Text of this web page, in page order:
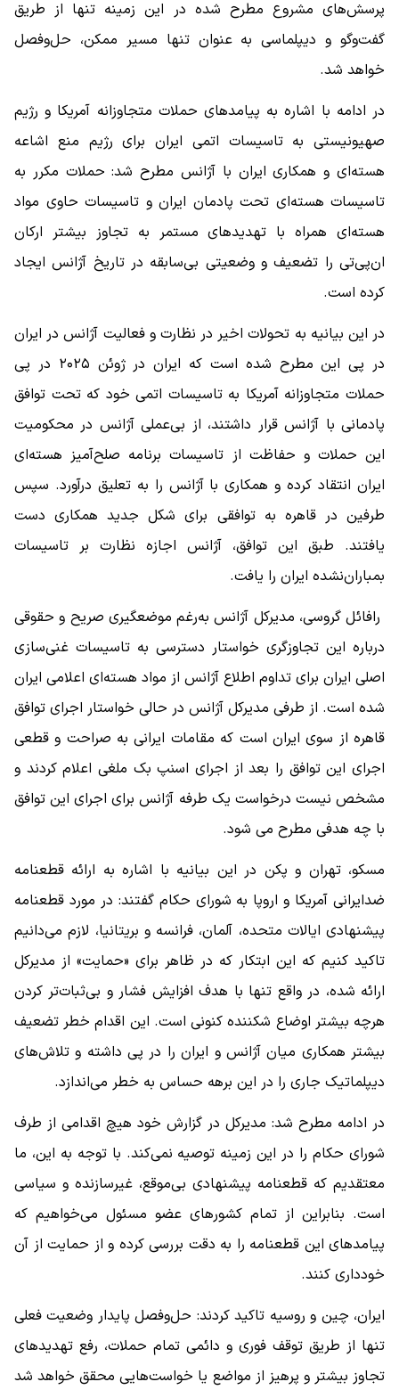
پرسش‌های مشروع مطرح‌ شده در این زمینه تنها از طریق
گفت‌وگو و دیپلماسی به عنوان تنها مسیر ممکن، حل‌وفصل
خواهد شد.
در ادامه با اشاره به پیامدهای حملات متجاوزانه آمریکا و رژیم
صهیونیستی به تاسیسات اتمی ایران برای رژیم منع اشاعه
هسته‌ای و همکاری ایران با آژانس مطرح شد: حملات مکرر به
تاسیسات هسته‌ای تحت پادمان ایران و تاسیسات حاوی مواد
هسته‌ای همراه با تهدیدهای مستمر به تجاوز بیشتر ارکان
ان‌پی‌تی را تضعیف و وضعیتی بی‌سابقه در تاریخ آژانس ایجاد
کرده است.
در این بیانیه به تحولات اخیر در نظارت و فعالیت آژانس در ایران
در پی این مطرح شده است که ایران در ژوئن ۲۰۲۵ در پی
حملات متجاوزانه آمریکا به تاسیسات اتمی خود که تحت توافق
پادمانی با آژانس قرار داشتند، از بی‌عملی آژانس در محکومیت
این حملات و حفاظت از تاسیسات برنامه صلح‌آمیز هسته‌ای
ایران انتقاد کرده و همکاری با آژانس را به تعلیق درآورد. سپس
طرفین در قاهره به توافقی برای شکل جدید همکاری دست
یافتند. طبق این توافق، ‌آژانس اجازه نظارت بر تاسیسات
بمباران‌نشده ایران را یافت.
رافائل گروسی، مدیرکل آژانس به‌رغم موضعگیری صریح و حقوقی
درباره این تجاوزگری خواستار دسترسی به تاسیسات غنی‌سازی
اصلی ایران برای تداوم اطلاع آژانس از مواد هسته‌ای اعلامی ایران
شده است. از طرفی مدیرکل آژانس در حالی خواستار اجرای توافق
قاهره از سوی ایران است که مقامات ایرانی به صراحت و قطعی
اجرای این توافق را بعد از اجرای اسنپ بک ملغی اعلام کردند و
مشخص نیست درخواست یک طرفه آژانس برای اجرای این توافق
با چه هدفی مطرح می شود.
مسکو، تهران و پکن در این بیانیه با اشاره به ارائه قطعنامه
ضدایرانی آمریکا و اروپا به شورای حکام گفتند: در مورد قطعنامه
پیشنهادی ایالات متحده، آلمان، فرانسه و بریتانیا، لازم می‌دانیم
تاکید کنیم که این ابتکار که در ظاهر برای «حمایت» از مدیرکل
ارائه شده، در واقع تنها با هدف افزایش فشار و بی‌ثبات‌تر کردن
هرچه بیشتر اوضاع شکننده کنونی است. این اقدام خطر تضعیف
بیشتر همکاری میان آژانس و ایران را در پی داشته و تلاش‌های
دیپلماتیک جاری را در این برهه حساس به خطر می‌اندازد.
در ادامه مطرح شد: مدیرکل در گزارش خود هیچ اقدامی از طرف
شورای حکام را در این زمینه توصیه نمی‌کند. با توجه به این، ما
معتقدیم که قطعنامه پیشنهادی بی‌موقع، غیرسازنده و سیاسی
است. بنابراین از تمام کشورهای عضو مسئول می‌خواهیم که
پیامدهای این قطعنامه را به دقت بررسی کرده و از حمایت از آن
خودداری کنند.
ایران، چین و روسیه تاکید کردند: حل‌وفصل پایدار وضعیت فعلی
تنها از طریق توقف فوری و دائمی تمام حملات، رفع تهدیدهای
تجاوز بیشتر و پرهیز از مواضع یا خواست‌هایی محقق خواهد شد